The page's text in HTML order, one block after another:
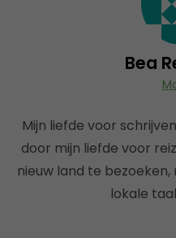
Bea
Mijn liefde voor
door mijn liefde voor
nieuw land te
lokale